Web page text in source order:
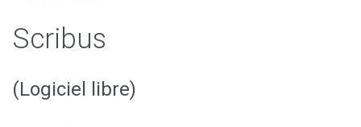
Scribus
(Logiciel libre)